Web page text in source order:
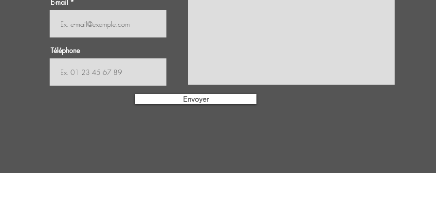
E-mail
Téléphone
Envoyer